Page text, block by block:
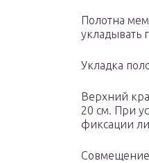
Полотна
укладывать
Укладка
Верхний
20 см. При
фиксации